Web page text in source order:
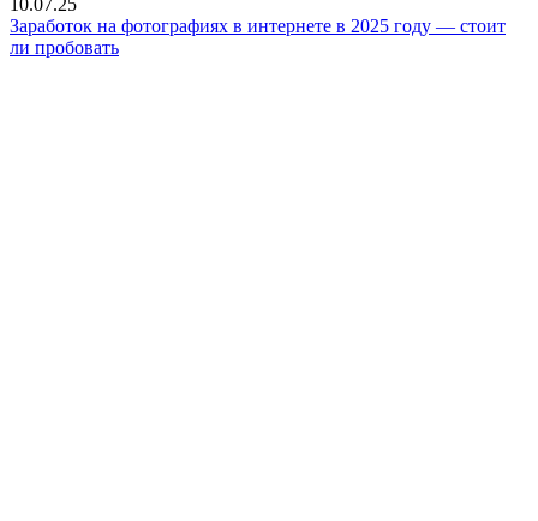
Заработок на фотографиях в интернете в 2025 году — стоит
ли пробовать